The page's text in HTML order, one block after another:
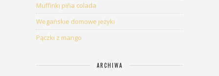
Muffinki piña colada
Wegańskie domowe jeżyki
Pączki z mango
ARCHIWA